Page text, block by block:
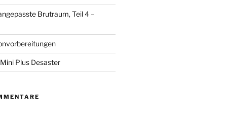
Brutraum, Teil 4 –
Plus Desaster